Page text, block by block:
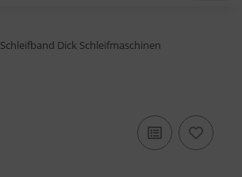
Schleifband Dick Schleifmaschinen